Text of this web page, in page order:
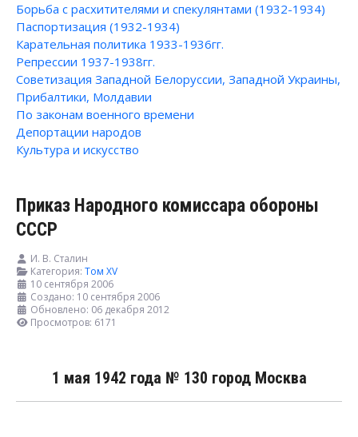
Борьба с расхитителями и спекулянтами (1932-1934)
Паспортизация (1932-1934)
Карательная политика 1933-1936гг.
Репрессии 1937-1938гг.
Советизация Западной Белоруссии, Западной Украины,
Прибалтики, Молдавии
По законам военного времени
Депортации народов
Культура и искусство
Приказ Народного комиссара обороны
СССР
И. В. Сталин
Категория: Том XV
10 сентября 2006
Создано: 10 сентября 2006
Обновлено: 06 декабря 2012
Просмотров: 6171
1 мая 1942 года № 130 город Москва